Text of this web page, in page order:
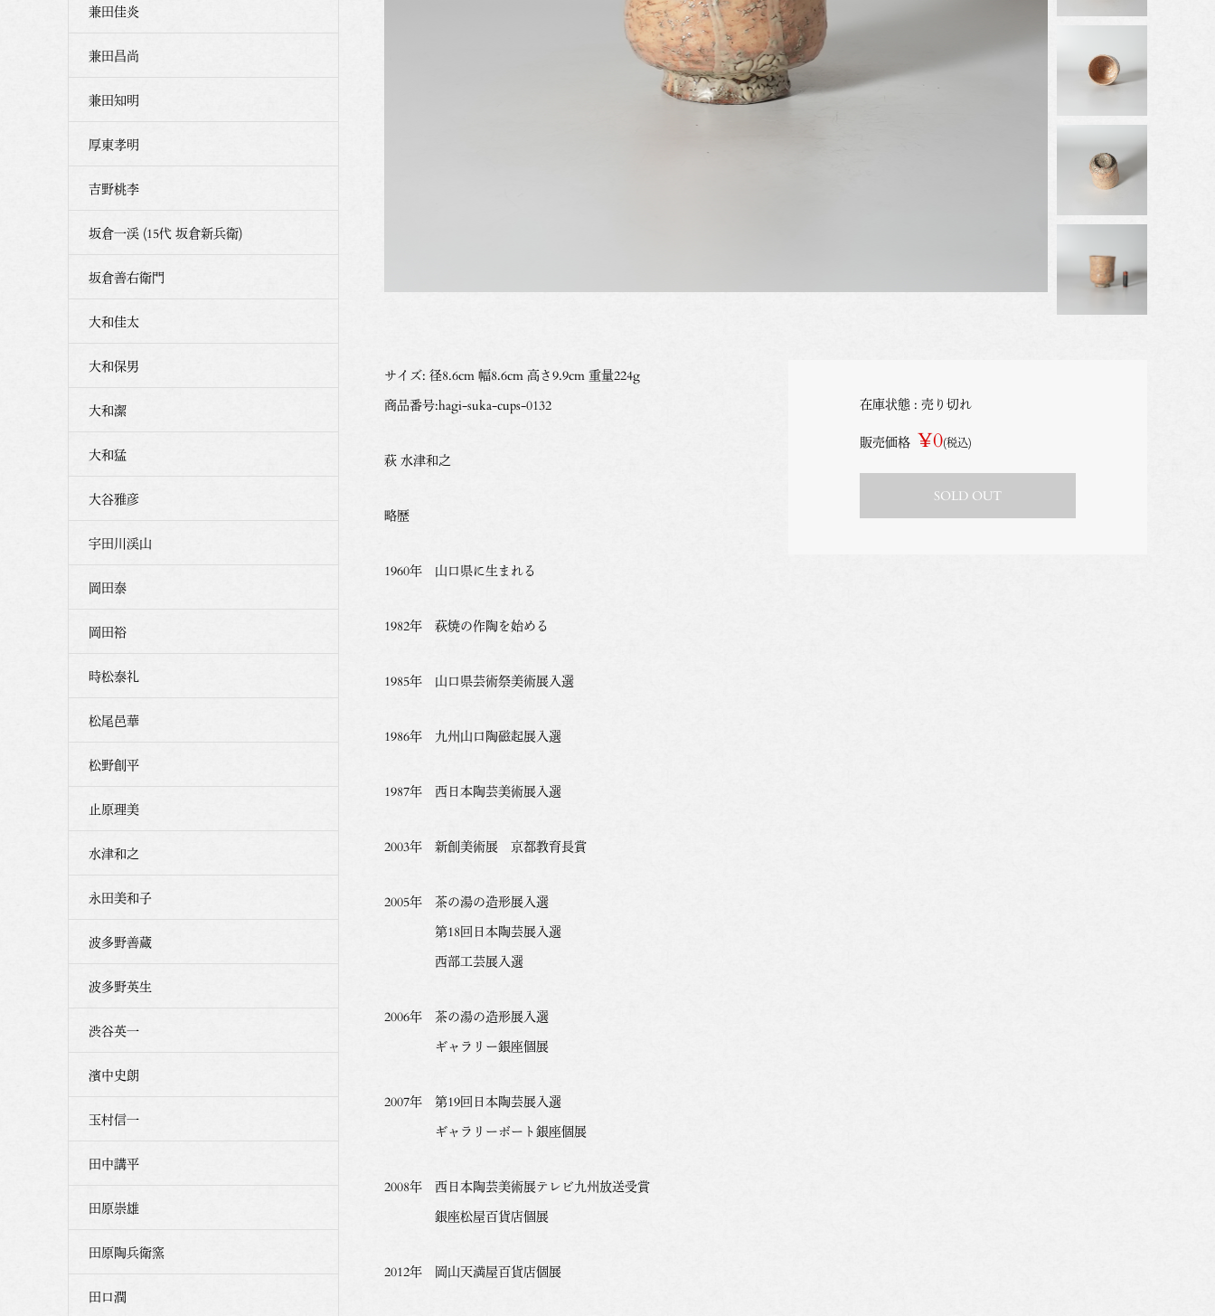
サイズ: 径8.6cm 幅8.6cm 高さ9.9cm 重量224g
商品番号:hagi-suka-cups-0132
萩 水津和之
略歴
1960年 山口県に生まれる
1982年 萩焼の作陶を始める
1985年 山口県芸術祭美術展入選
1986年 九州山口陶磁起展入選
1987年 西日本陶芸美術展入選
2003年 新創美術展 京都教育長賞
2005年 茶の湯の造形展入選
第18回日本陶芸展入選
西部工芸展入選
2006年 茶の湯の造形展入選
ギャラリー銀座個展
2007年 第19回日本陶芸展入選
ギャラリーボート銀座個展
2008年 西日本陶芸美術展テレビ九州放送受賞
銀座松屋百貨店個展
2012年 岡山天満屋百貨店個展
在庫状態 : 売り切れ
販売価格 ¥0(税込)
SOLD OUT
兼田佳炎
兼田昌尚
兼田知明
厚東孝明
吉野桃李
坂倉一渓 (15代 坂倉新兵衛)
坂倉善右衛門
大和佳太
大和保男
大和潔
大和猛
大谷雅彦
宇田川渓山
岡田泰
岡田裕
時松泰礼
松尾邑華
松野創平
止原理美
水津和之
永田美和子
波多野善蔵
波多野英生
渋谷英一
濱中史朗
玉村信一
田中講平
田原崇雄
田原陶兵衛窯
田口潤